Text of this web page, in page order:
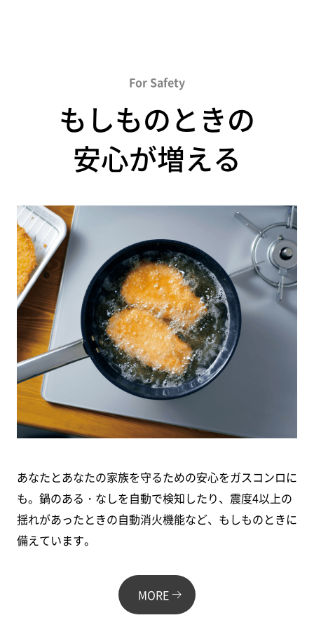
For Safety
もしものときの
安心が増える
あなたとあなたの家族を守るための安心をガスコンロに
も。 鍋のある・なしを自動で検知したり、 震度4以上の
揺れがあったときの自動消火機能など、 もしものときに
備えています。
MORE